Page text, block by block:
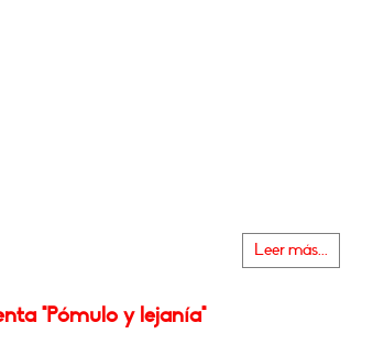
Leer más...
"Pómulo y lejanía"